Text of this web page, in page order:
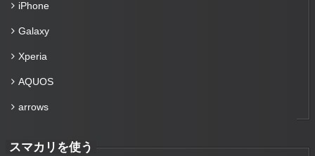
iPhone
Galaxy
Xperia
AQUOS
arrows
スマカリを使う